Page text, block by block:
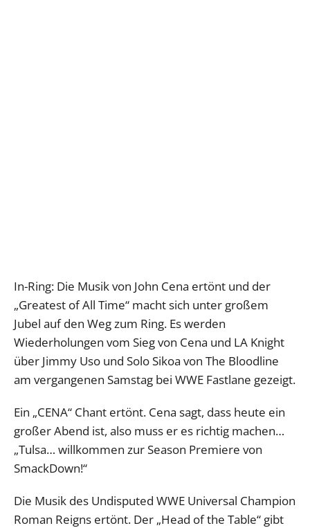
In-Ring: Die Musik von John Cena ertönt und der
„Greatest of All Time“ macht sich unter großem
Jubel auf den Weg zum Ring. Es werden
Wiederholungen vom Sieg von Cena und LA Knight
über Jimmy Uso und Solo Sikoa von The Bloodline
am vergangenen Samstag bei WWE Fastlane gezeigt.
Ein „CENA“ Chant ertönt. Cena sagt, dass heute ein
großer Abend ist, also muss er es richtig machen…
„Tulsa… willkommen zur Season Premiere von
SmackDown!“
Die Musik des Undisputed WWE Universal Champion
Roman Reigns ertönt. Der „Head of the Table“ gibt